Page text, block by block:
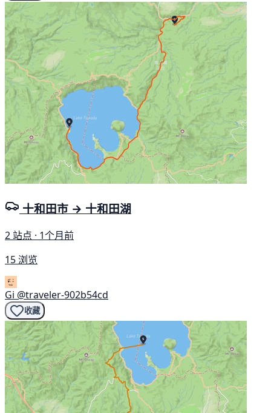
十和田市 → 十和田湖
2 站点 · 1个月前
15 浏览
Gi @traveler-902b54cd
收藏